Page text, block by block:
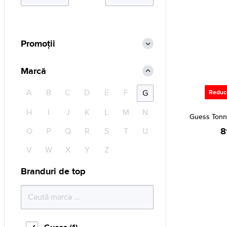
Guess
Promoții
Marcă
A B C D E F
G
H
I J K L M
N
O
P Q R S T
U
V
W X Y Z
Branduri de top